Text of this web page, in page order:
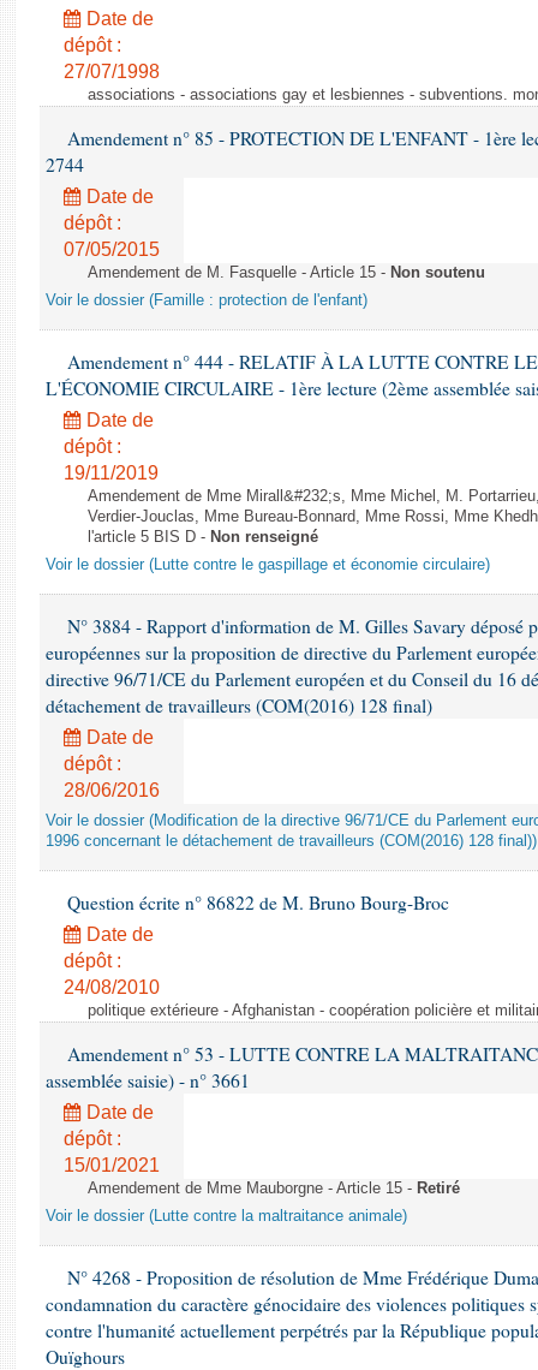
Date de
dépôt :
27/07/1998
associations - associations gay et lesbiennes - subventions.
Amendement n° 85 - PROTECTION DE L'ENFANT - 1ère
2744
Date de
dépôt :
07/05/2015
Amendement de M. Fasquelle - Article 15 - Non soutenu
Voir le dossier (Famille : protection de l'enfant)
Amendement n° 444 - RELATIF À LA LUTTE CONTRE
L'ÉCONOMIE CIRCULAIRE - 1ère lecture (2ème assemblée
Date de
dépôt :
19/11/2019
Amendement de Mme Mirall&#232;s, Mme Michel, M.
Verdier-Jouclas, Mme Bureau-Bonnard, Mme Rossi, Mme
l'article 5 BIS D - Non renseigné
Voir le dossier (Lutte contre le gaspillage et économie circulaire)
N° 3884 - Rapport d'information de M. Gilles Savary déposé
européennes sur la proposition de directive du Parlement
directive 96/71/CE du Parlement européen et du Conseil du 16
détachement de travailleurs (COM(2016) 128 final)
Date de
dépôt :
28/06/2016
Voir le dossier (Modification de la directive 96/71/CE du Parlement
1996 concernant le détachement de travailleurs (COM(2016) 128 final))
Question écrite n° 86822 de M. Bruno Bourg-Broc
Date de
dépôt :
24/08/2010
politique extérieure - Afghanistan - coopération policière et
Amendement n° 53 - LUTTE CONTRE LA
assemblée saisie) - n° 3661
Date de
dépôt :
15/01/2021
Amendement de Mme Mauborgne - Article 15 - Retiré
Voir le dossier (Lutte contre la maltraitance animale)
N° 4268 - Proposition de résolution de Mme Frédérique
condamnation du caractère génocidaire des violences politiques
contre l'humanité actuellement perpétrés par la République
Ouïghours